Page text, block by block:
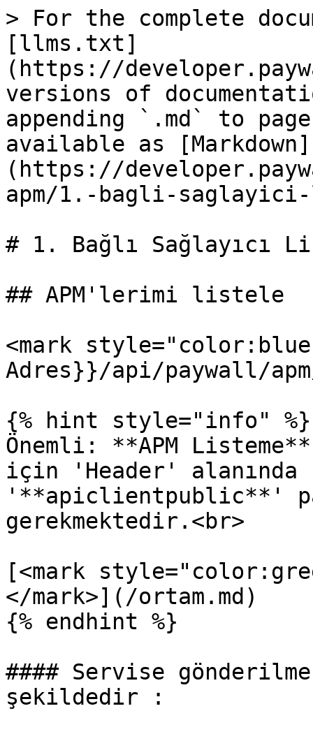
> For the complete
[llms.txt]
(https://
versions of
appending `.md` to
available as [Markdown]
(https://
apm/1.-bagli-
# 1. Bağlı Sağlayıcı
## APM'lerimi listele
<mark
Adres}}/api/paywall/
{% hint style="info" %}
Önemli: **APM
için 'Header'
'**apiclientpublic**'
gerekmektedir.<br>
[<mark
</mark>](/ortam.md)
{% endhint %}
#### Servise
şekildedir :